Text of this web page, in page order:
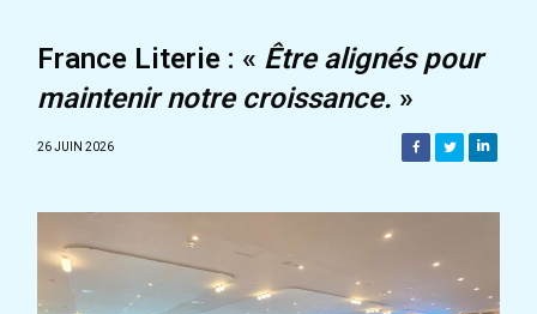
France Literie : « Être alignés pour
maintenir notre croissance. »
26 JUIN 2026